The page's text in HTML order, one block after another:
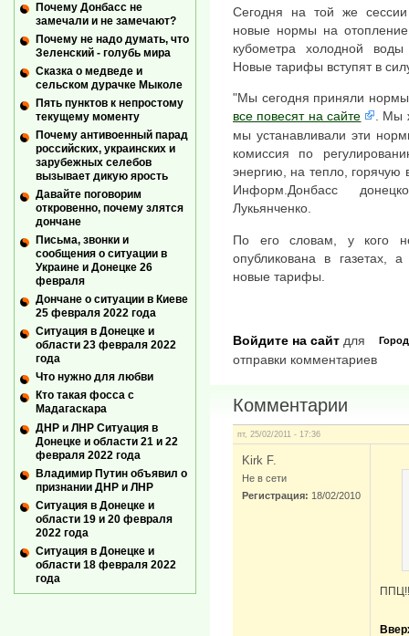
Сегодня на той же сессии
новые нормы на
кубометра холодной
Новые тарифы вступят в
"Мы сегодня приняли
все повесят на сайте
. Мы
мы устанавливали эти
комиссия по
энергию, на тепло, горячую
Информ.Донбасс
Лукьянченко.
По его словам, у кого
опубликована в газетах,
новые тарифы.
Город
Войдите на сайт для
отправки комментариев
Комментарии
пт, 25/02/2011 - 17:36
Kirk F.
Не в сети
Регистрация: 18/02/2010
Почему Донбасс не
замечали и не замечают?
Почему не надо думать, что
Зеленский - голубь мира
Сказка о медведе и
сельском дурачке Мыколе
Пять пунктов к непростому
текущему моменту
Почему антивоенный парад
российских, украинских и
зарубежных селебов
вызывает дикую ярость
Давайте поговорим
откровенно, почему злятся
дончане
Письма, звонки и
сообщения о ситуации в
Украине и Донецке 26
февраля
Дончане о ситуации в Киеве
25 февраля 2022 года
Ситуация в Донецке и
области 23 февраля 2022
года
Что нужно для любви
Кто такая фосса с
Мадагаскара
ДНР и ЛНР Ситуация в
Донецке и области 21 и 22
февраля 2022 года
Владимир Путин объявил о
признании ДНР и ЛНР
Ситуация в Донецке и
области 19 и 20 февраля
2022 года
Ситуация в Донецке и
области 18 февраля 2022
года